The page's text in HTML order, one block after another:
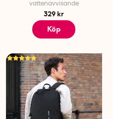
vattenavvisande
329 kr
Köp